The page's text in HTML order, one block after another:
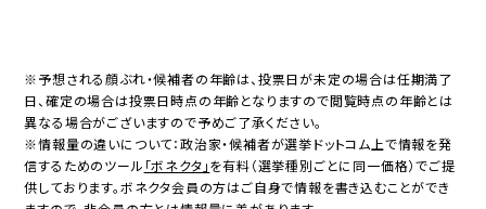
※予想される顔ぶれ・候補者の年齢は、投票日が未定の場合は任期満了
日、確定の場合は投票日時点の年齢となりますので閲覧時点の年齢とは
異なる場合がございますので予めご了承ください。
※情報量の違いについて：政治家・候補者が選挙ドットコム上で情報を発
信するためのツール 「ボネクタ」を有料（選挙種別ごとに同一価格）でご提
供しております。ボネクタ会員の方はご自身で情報を書き込むことができ